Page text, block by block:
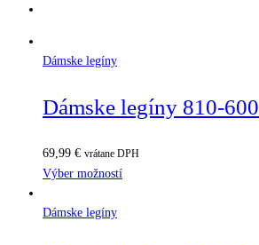
Dámske legíny
Dámske legíny 810-600
69,99 € vrátane DPH
Výber možností
Dámske legíny